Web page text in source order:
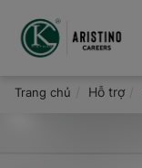
đến
Giới thiệu
Trang chủ Hỗ trợ